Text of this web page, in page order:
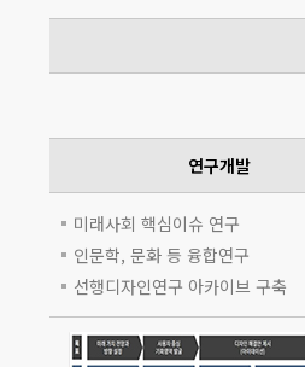
연구개발
미래사회 핵심이슈 연구
인문학, 문화 등 융합연구
선행디자인연구 아카이브 구축